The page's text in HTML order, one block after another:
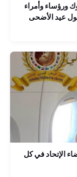
ورؤساء وأمراء
عيد الأضحى
الإتحاد في كل